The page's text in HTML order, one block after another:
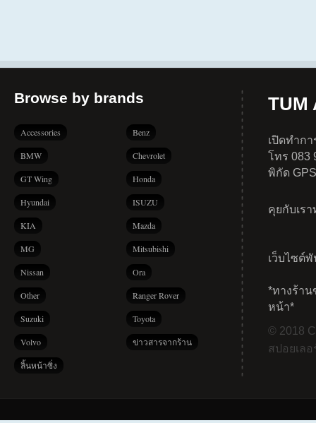
Browse by brands
Accessories Benz
BMW Chevrolet
GT Wing Honda
Hyundai ISUZU
KIA Mazda
MG Mitsubishi
Nissan Ora
Other Ranger Rover
Suzuki Toyota
Volvo ข่าวสารจากร้าน
ลิ้นหน้าซิ่ง
TUM
เปิดทำก
โทร 083
พิกัด
คุยกับเร
เว็บไซต์
*ทางร้าน
หน้า*
© 2018
สปอยเล